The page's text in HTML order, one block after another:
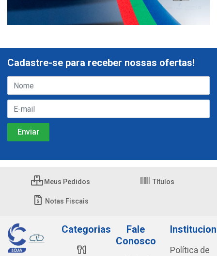
Cadastre-se para receber nossas ofertas!
Meus Pedidos Títulos
Notas Fiscais
Categorias
Fale
Conosco
Política de